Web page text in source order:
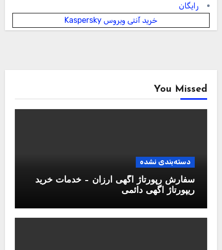
رایگان
خرید آنتی ویروس Kaspersky
You Missed
دسته‌بندی نشده
سفارش رپورتاژ آگهی ارزان – خدمات خرید
ریپورتاژ اگهی دائمی